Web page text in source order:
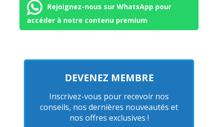
Rejoignez-nous sur WhatsApp pour
accéder à notre contenu premium
DEVENEZ MEMBRE
Inscrivez-vous pour recevoir nos
conseils, nos dernières nouveautés et
nos offres exclusives !